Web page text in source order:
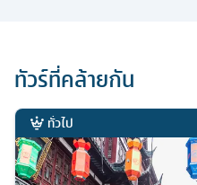
ทัวร์ที่คล้ายกัน
ทั่วไป